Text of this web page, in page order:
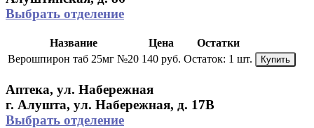
Выбрать отделение
Название Цена
Остатки
Верошпирон таб 25мг №20 140 руб. Остаток: 1 шт. Купить
Аптека, ул. Набережная
г. Алушта, ул. Набережная, д. 17В
Выбрать отделение